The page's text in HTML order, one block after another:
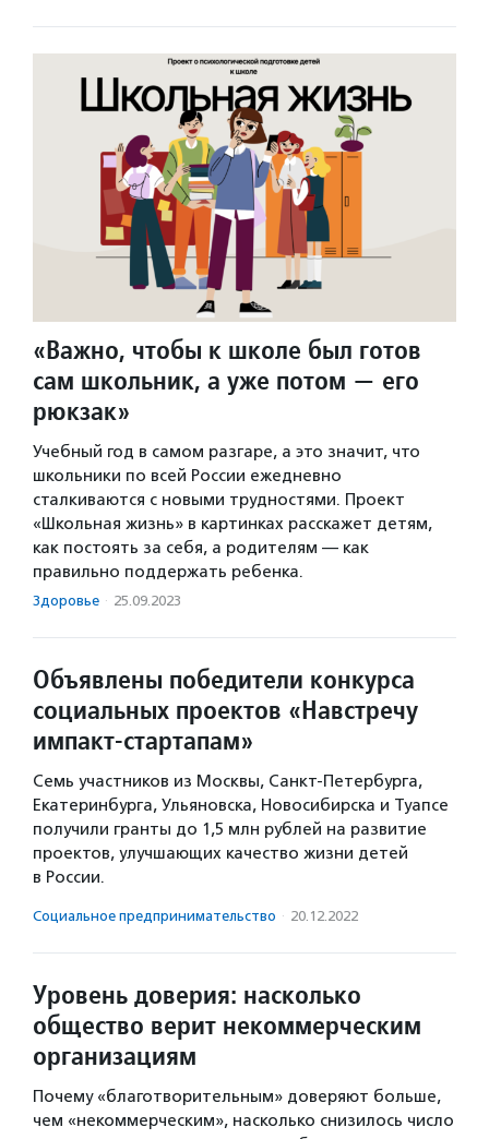
«Важно, чтобы к школе был готов
сам школьник, а уже потом — его
рюкзак»
Учебный год в самом разгаре, а это значит, что
школьники по всей России ежедневно
сталкиваются с новыми трудностями. Проект
«Школьная жизнь» в картинках расскажет детям,
как постоять за себя, а родителям — как
правильно поддержать ребенка.
Здоровье · 25.09.2023
Объявлены победители конкурса
социальных проектов «Навстречу
импакт-стартапам»
Семь участников из Москвы, Санкт-Петербурга,
Екатеринбурга, Ульяновска, Новосибирска и Туапсе
получили гранты до 1,5 млн рублей на развитие
проектов, улучшающих качество жизни детей
в России.
Социальное предпри­нима­тель­ство · 20.12.2022
Уровень доверия: насколько
общество верит некоммерческим
организациям
Почему «благотворительным» доверяют больше,
чем «некоммерческим», насколько снизилось число